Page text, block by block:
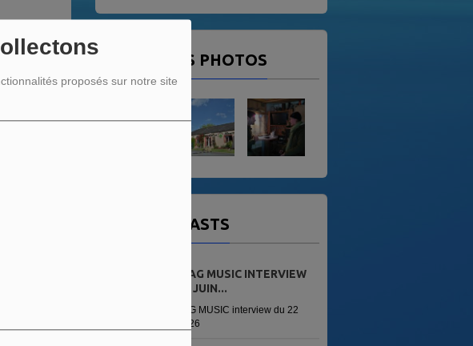
proposés sur notre site
DERNIÈRES PHOTOS
NOS PODCASTS
LEI-VAG MUSIC INTERVIEW
DU 22 JUIN...
LEI-VAG MUSIC interview du 22
juin 2026